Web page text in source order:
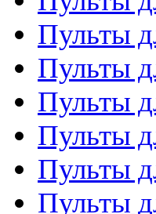
Пульты
Пульты
Пульты
Пульты
Пульты
Пульты